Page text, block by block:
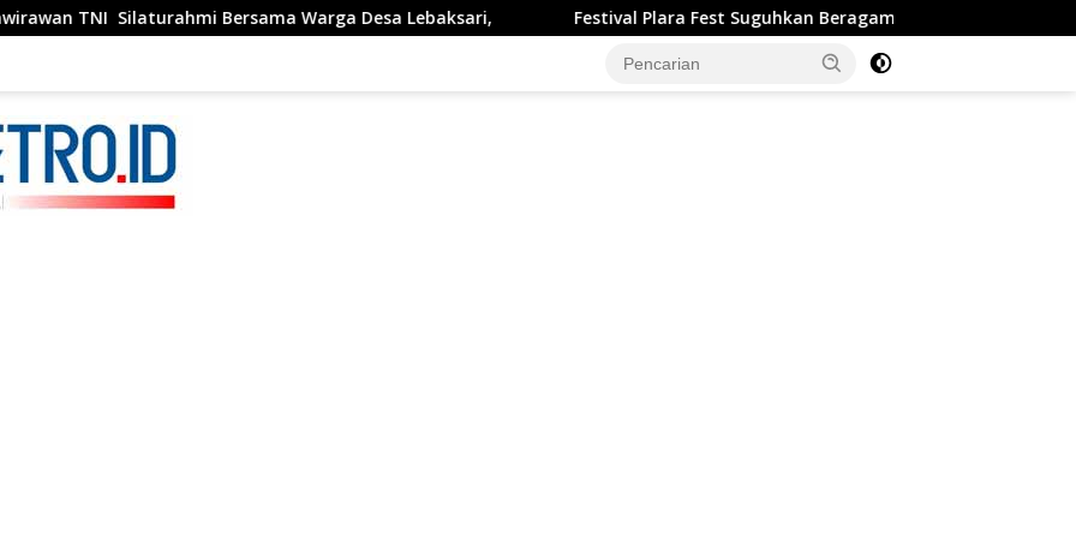
Silaturahmi Bersama Warga Desa Lebaksari, Festival Plara Fest Suguhkan Beragam Kegiatan, Dentuman Tambur